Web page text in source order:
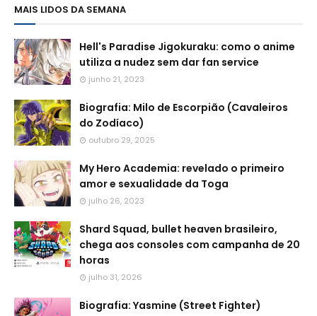
MAIS LIDOS DA SEMANA
Hell's Paradise Jigokuraku: como o anime
utiliza a nudez sem dar fan service
junho 21, 2023
Biografia: Milo de Escorpião (Cavaleiros
do Zodíaco)
outubro 29, 2025
My Hero Academia: revelado o primeiro
amor e sexualidade da Toga
julho 26, 2023
Shard Squad, bullet heaven brasileiro,
chega aos consoles com campanha de 20
horas
julho 31, 2026
Biografia: Yasmine (Street Fighter)